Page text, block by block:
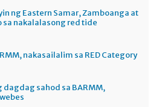
ng Eastern Samar, Zamboanga at
sa nakalalasong red tide
nakasailalim sa RED Category
dagdag sahod sa BARMM,